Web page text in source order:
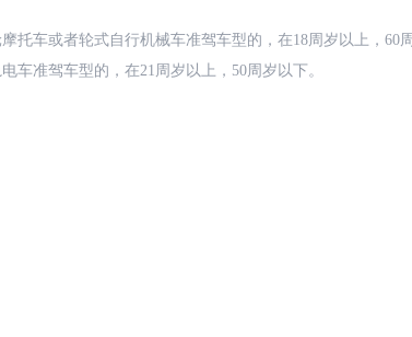
车或者轮式自行机械车准驾车型的，在18周岁以上，60周
车准驾车型的，在21周岁以上，50周岁以下。